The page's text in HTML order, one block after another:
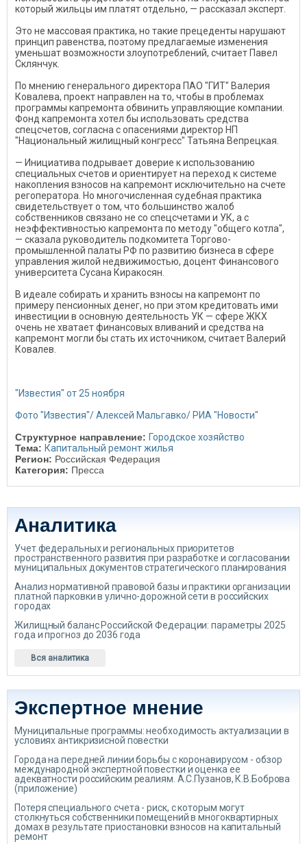
который жильцы им платят отдельно, — рассказал эксперт.
Это не массовая практика, но такие прецеденты нарушают
принцип равенства, поэтому предлагаемые изменения
уменьшат возможности злоупотреблений, считает Павел
Склянчук.
По мнению генерального директора ПАО "ГИТ" Валерия
Ковалева, проект направлен на то, чтобы в проблемах
программы капремонта обвинить управляющие компании.
Фонд капремонта хотел бы использовать средства
спецсчетов, согласна с опасениями директор НП
"Национальный жилищный конгресс" Татьяна Вепрецкая.
— Инициатива подрывает доверие к использованию
специальных счетов и ориентирует на переход к системе
накопления взносов на капремонт исключительно на счете
регоператора. Но многочисленная судебная практика
свидетельствует о том, что большинство жалоб
собственников связано не со спецсчетами и УК, а с
неэффективностью капремонта по методу "общего котла",
— сказала руководитель подкомитета Торгово-
промышленной палаты РФ по развитию бизнеса в сфере
управления жилой недвижимостью, доцент Финансового
университета Сусана Киракосян.
В идеале собирать и хранить взносы на капремонт по
примеру пенсионных денег, но при этом кредитовать ими
инвестиции в основную деятельность УК — сфере ЖКХ
очень не хватает финансовых вливаний и средства на
капремонт могли бы стать их источником, считает Валерий
Ковалев.
"Известия" от 25 ноября
Фото "Известия"/ Алексей Мальгавко/ РИА "Новости"
Структурное направление: Городское хозяйство
Тема: Капитальный ремонт жилья
Регион: Российская Федерация
Категория: Пресса
Аналитика
Учет федеральных и региональных приоритетов
пространственного развития при разработке и согласовании
муниципальных документов стратегического планирования
Анализ нормативной правовой базы и практики организации
платной парковки в улично-дорожной сети в российских
городах
Жилищный баланс Российской Федерации: параметры 2025
года и прогноз до 2036 года
Вся аналитика
Экспертное мнение
Муниципальные программы: необходимость актуализации в
условиях антикризисной повестки
Города на передней линии борьбы с коронавирусом - обзор
международной экспертной повестки и оценка ее
адекватности российским реалиям. А.С.Пузанов, К.В.Боброва
(приложение)
Потеря специального счета - риск, с которым могут
столкнуться собственники помещений в многоквартирных
домах в результате приостановки взносов на капитальный
ремонт